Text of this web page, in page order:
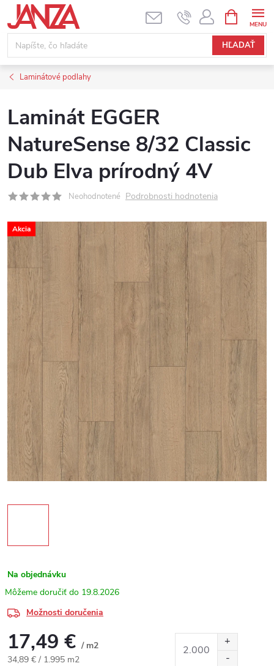
Prejsť na obsah
HĽADAŤ
Laminátové podlahy
Laminát EGGER
NatureSense 8/32 Classic
Dub Elva prírodný 4V
Neohodnotené Podrobnosti hodnotenia
Akcia
Na objednávku
19.8.2026
Možnosti doručenia
17,49 € / m2
Jednotková cena:
34,89 € / 1.995 m2